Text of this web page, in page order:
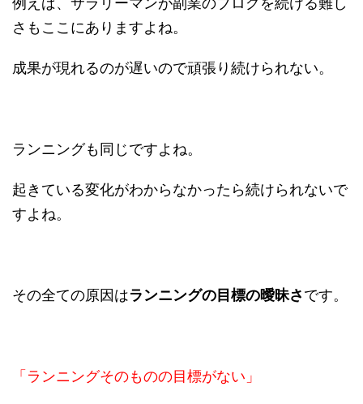
例えば、サラリーマンが副業のブログを続ける難し
さもここにありますよね。
成果が現れるのが遅いので頑張り続けられない。
ランニングも同じですよね。
起きている変化がわからなかったら続けられないで
すよね。
その全ての原因はランニングの目標の曖昧さ です。
「ランニングそのものの目標がない」